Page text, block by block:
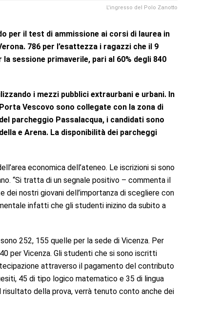
L'ingresso del Polo Zanotto
per il test di ammissione ai corsi di laurea in
786 per l’esattezza i ragazzi che il 9
sessione primaverile, pari al 60% degli 840
i mezzi pubblici extraurbani e urbani. In
Vescovo sono collegate con la zona di
parcheggio Passalacqua, i candidati sono
e Arena. La disponibilità dei parcheggi
economica dell’ateneo. Le iscrizioni si sono
“Si tratta di un segnale positivo – commenta il
nostri giovani dell’importanza di scegliere con
infatti che gli studenti inizino da subito a
252, 155 quelle per la sede di Vicenza. Per
per Vicenza. Gli studenti che si sono iscritti
attraverso il pagamento del contributo
45 di tipo logico matematico e 35 di lingua
della prova, verrà tenuto conto anche dei